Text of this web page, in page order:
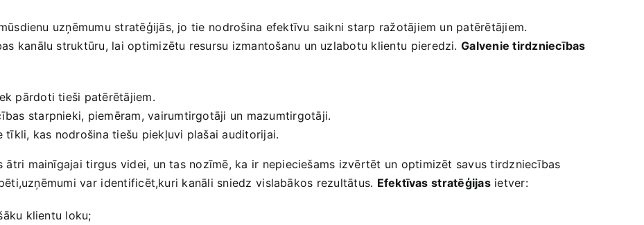
uzņēmumu stratēģijās,‌ jo tie⁢ nodrošina efektīvu saikni ​starp ražotājiem ‍un patērētājiem.
kanālu struktūru, lai optimizētu resursu izmantošanu un ​uzlabotu ​klientu⁢ pieredzi.⁣Galvenie tirdzniecības
pārdoti tieši patērētājiem.
starpnieki, piemēram, vairumtirgotāji un mazumtirgotāji.
tīkli, ​kas nodrošina tiešu piekļuvi plašai auditorijai.
ātri mainīgajai tirgus videi, un tas nozīmē, ka ir nepieciešams izvērtēt un optimizēt savus tirdzniecības
var ⁣identificēt,kuri‌ kanāli sniedz ⁢vislabākos rezultātus. Efektīvas⁤ stratēģijasietver:
klientu​ loku;